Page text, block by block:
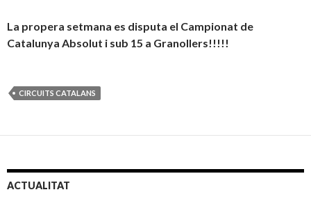
La propera setmana es disputa el Campionat de
Catalunya Absolut i sub 15 a Granollers!!!!!
CIRCUITS CATALANS
ACTUALITAT